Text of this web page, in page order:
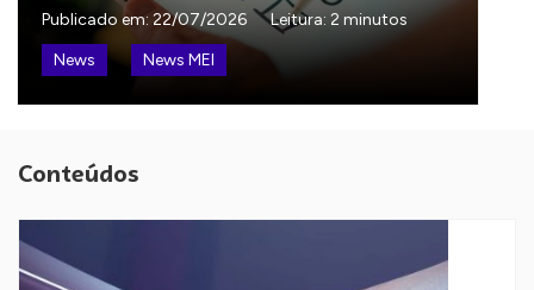
Publicado em: 22/07/2026
Leitura: 2 minutos
News
News MEI
Conteúdos